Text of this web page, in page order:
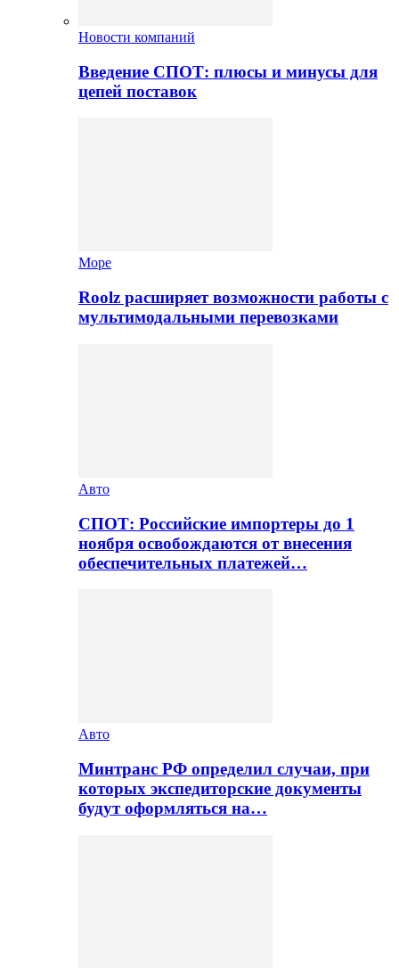
Новости компаний
Введение СПОТ: плюсы и минусы для
цепей поставок
Море
Roolz расширяет возможности работы с
мультимодальными перевозками
Авто
СПОТ: Российские импортеры до 1
ноября освобождаются от внесения
обеспечительных платежей…
Авто
Минтранс РФ определил случаи, при
которых экспедиторские документы
будут оформляться на…